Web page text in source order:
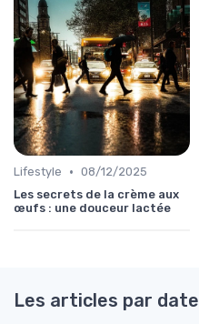
Lifestyle • 08/12/2025
Les secrets de la crème aux
œufs : une douceur lactée
Les articles par date